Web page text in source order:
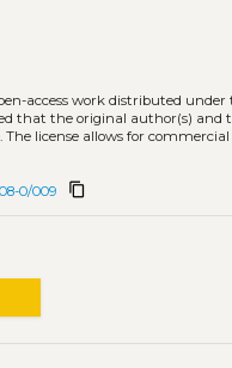
access work distributed
that the original author(s)
license allows for
0/009 content_copy